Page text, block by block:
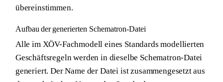
übereinstimmen.
Aufbau der generierten Schematron-Datei
Alle im XÖV-Fachmodell eines Standards modellierten
Geschäftsregeln werden in dieselbe Schematron-Datei
generiert. Der Name der Datei ist zusammengesetzt aus